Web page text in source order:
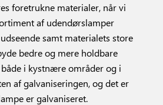
foretrukne materialer, når vi
af udendørslamper
samt materialets store
bedre og mere holdbare
i kystnære områder og i
af galvaniseringen, og det er
er galvaniseret.